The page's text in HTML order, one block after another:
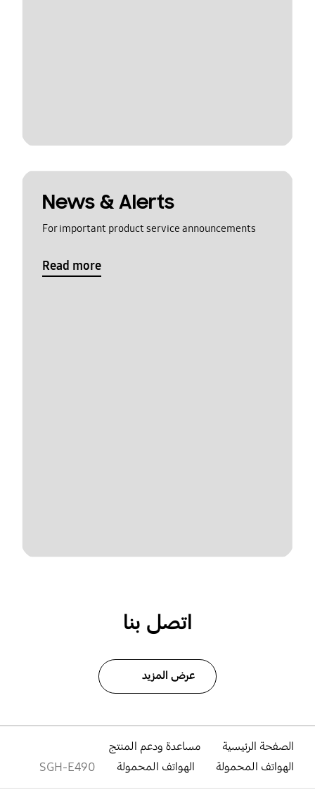
News & Alerts
For important product service announcements
Read more
اتصل بنا
عرض المزيد
الصفحة الرئيسية
مساعدة ودعم المنتج
الهواتف المحمولة
الهواتف المحمولة SGH-E490